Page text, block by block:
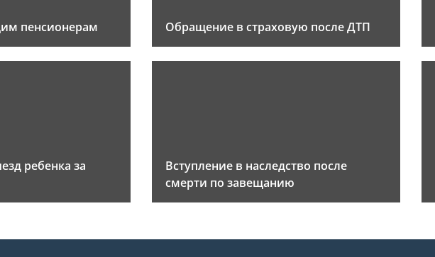
пенсионерам Обращение в страховую после ДТП
ребенка за
Вступление в наследство после
смерти по завещанию